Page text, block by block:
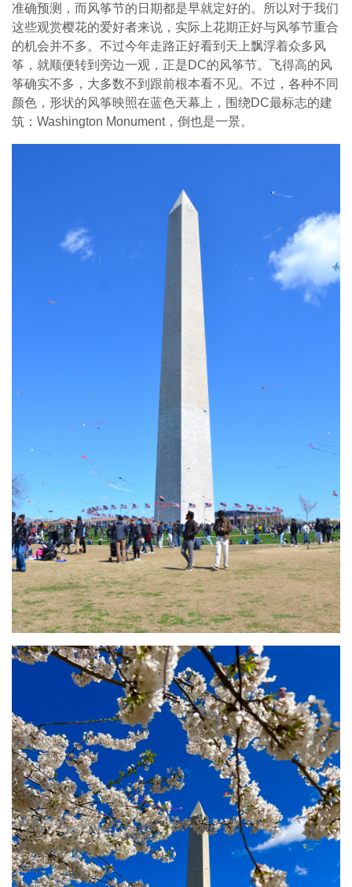
准确预测，而风筝节的日期都是早就定好的。所以对于我们
这些观赏樱花的爱好者来说，实际上花期正好与风筝节重合
的机会并不多。不过今年走路正好看到天上飘浮着众多风
筝，就顺便转到旁边一观，正是DC的风筝节。飞得高的风
筝确实不多，大多数不到跟前根本看不见。不过，各种不同
颜色，形状的风筝映照在蓝色天幕上，围绕DC最标志的建
筑：Washington Monument，倒也是一景。